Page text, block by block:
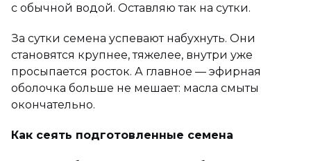
с обычной водой. Оставляю так на сутки.
За сутки семена успевают набухнуть. Они
становятся крупнее, тяжелее, внутри уже
просыпается росток. А главное — эфирная
оболочка больше не мешает: масла смыты
окончательно.
Как сеять подготовленные семена